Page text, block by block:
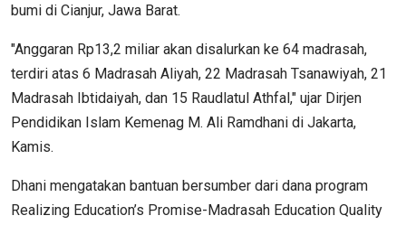
bumi di Cianjur, Jawa Barat.
"Anggaran Rp13,2 miliar akan disalurkan ke 64 madrasah,
terdiri atas 6 Madrasah Aliyah, 22 Madrasah Tsanawiyah, 21
Madrasah Ibtidaiyah, dan 15 Raudlatul Athfal," ujar Dirjen
Pendidikan Islam Kemenag M. Ali Ramdhani di Jakarta,
Kamis.
Dhani mengatakan bantuan bersumber dari dana program
Realizing Education’s Promise-Madrasah Education Quality